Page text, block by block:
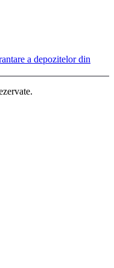
a depozitelor din